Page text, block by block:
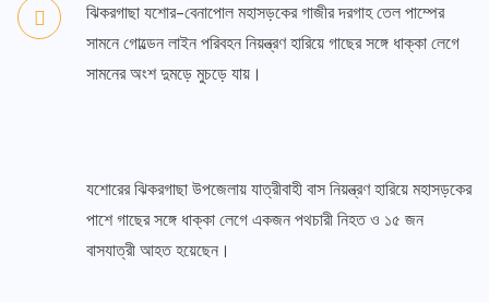
ঝিকরগাছা যশোর-বেনাপোল মহাসড়কের গাজীর দরগাহ তেল পাম্পের
সামনে গোল্ডেন লাইন পরিবহন নিয়ন্ত্রণ হারিয়ে গাছের সঙ্গে ধাক্কা লেগে
সামনের অংশ দুমড়ে মুচড়ে যায়।
যশোরের ঝিকরগাছা উপজেলায় যাত্রীবাহী বাস নিয়ন্ত্রণ হারিয়ে মহাসড়কের
পাশে গাছের সঙ্গে ধাক্কা লেগে একজন পথচারী নিহত ও ১৫ জন
বাসযাত্রী আহত হয়েছেন।